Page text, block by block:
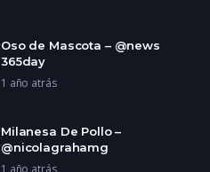
Oso de Mascota – @news
365day
1 año atrás
Milanesa De Pollo –
@nicolagrahamg
1 año atrás